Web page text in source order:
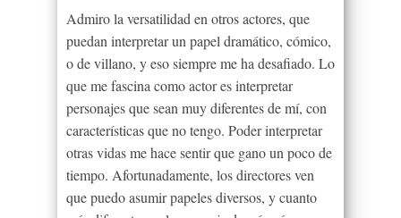
Admiro la versatilidad en otros actores, que
puedan interpretar un papel dramático, cómico,
o de villano, y eso siempre me ha desafiado. Lo
que me fascina como actor es interpretar
personajes que sean muy diferentes de mí, con
características que no tengo. Poder interpretar
otras vidas me hace sentir que gano un poco de
tiempo. Afortunadamente, los directores ven
que puedo asumir papeles diversos, y cuanto